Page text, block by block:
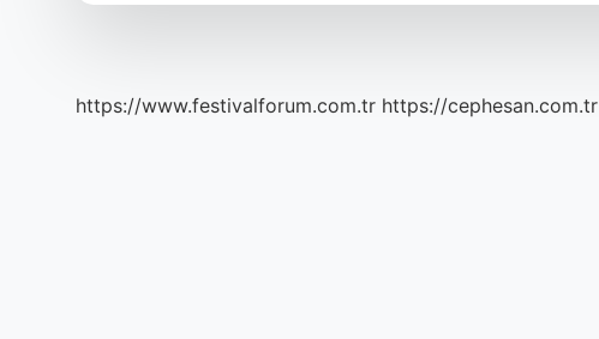
https://www.festivalforum.com.tr https://cephesan.com.tr